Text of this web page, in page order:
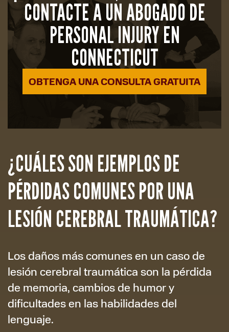
CONTACTE A UN ABOGADO DE
PERSONAL INJURY EN
CONNECTICUT
OBTENGA UNA CONSULTA GRATUITA
¿CUÁLES SON EJEMPLOS DE
PÉRDIDAS COMUNES POR UNA
LESIÓN CEREBRAL TRAUMÁTICA?
Los daños más comunes en un caso de
lesión cerebral traumática son la pérdida
de memoria, cambios de humor y
dificultades en las habilidades del
lenguaje.